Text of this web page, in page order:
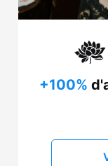
+100%